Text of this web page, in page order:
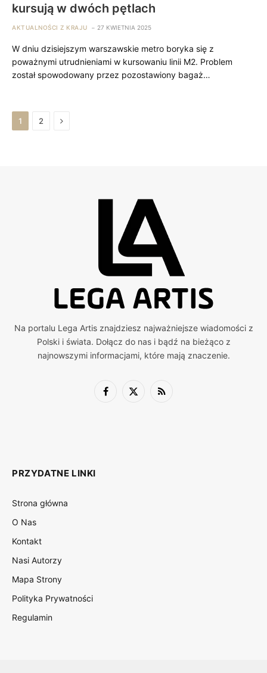
kursują w dwóch pętlach
AKTUALNOŚCI Z KRAJU 27 KWIETNIA 2025
W dniu dzisiejszym warszawskie metro boryka się z
poważnymi utrudnieniami w kursowaniu linii M2. Problem
został spowodowany przez pozostawiony bagaż…
1 2 Next
Na portalu Lega Artis znajdziesz najważniejsze wiadomości z
Polski i świata. Dołącz do nas i bądź na bieżąco z
najnowszymi informacjami, które mają znaczenie.
Facebook
X
RSS
PRZYDATNE LINKI
Strona główna
O Nas
Kontakt
Nasi Autorzy
Mapa Strony
Polityka Prywatności
Regulamin